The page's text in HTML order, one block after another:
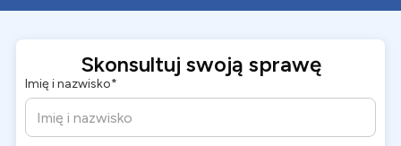
Skonsultuj swoją sprawę
Imię i nazwisko*